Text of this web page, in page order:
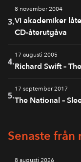
3.
8 november 2004
Vi akademiker
CD-återutgåva
4.
17 augusti 2005
Richard Swift –
5.
17 september 2017
The National –
Senaste från
8 augusti 2026